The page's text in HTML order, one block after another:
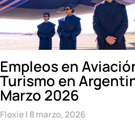
Empleos en
Turismo en
Marzo 2026
Floxie 8 marzo, 2026